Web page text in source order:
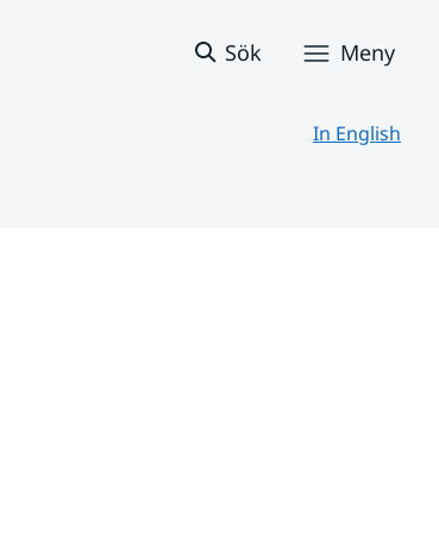
Sök Meny
In English